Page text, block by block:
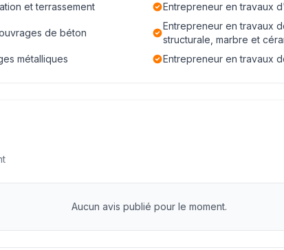
et terrassement
Entrepreneur en travaux
de béton
Entrepreneur en travaux
structurale, marbre et
métalliques
Entrepreneur en travaux
Aucun avis publié pour le moment.